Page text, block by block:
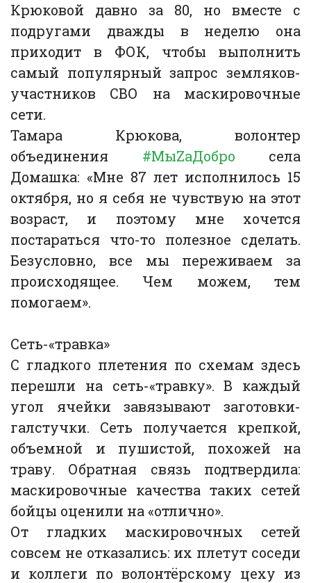
Крюковой давно за 80, но вместе с
подругами дважды в неделю она
приходит в ФОК, чтобы выполнить
самый популярный запрос земляков-
участников СВО на маскировочные
сети.
Тамара Крюкова, волонтер
объединения #МыZаДобро села
Домашка: «Мне 87 лет исполнилось 15
октября, но я себя не чувствую на этот
возраст, и поэтому мне хочется
постараться что-то полезное сделать.
Безусловно, все мы переживаем за
происходящее. Чем можем, тем
помогаем».
Сеть-«травка»
С гладкого плетения по схемам здесь
перешли на сеть-«травку». В каждый
угол ячейки завязывают заготовки-
галстучки. Сеть получается крепкой,
объемной и пушистой, похожей на
траву. Обратная связь подтвердила:
маскировочные качества таких сетей
бойцы оценили на «отлично».
От гладких маскировочных сетей
совсем не отказались: их плетут соседи
и коллеги по волонтёрскому цеху из